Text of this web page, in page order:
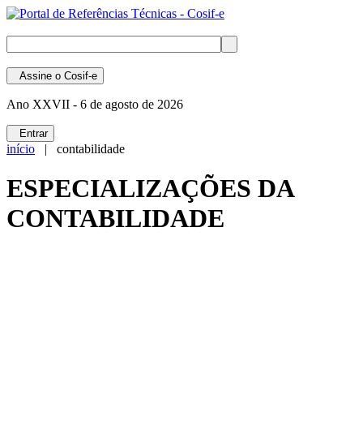
Assine o Cosif-e
Ano XXVII - 6 de agosto de 2026
Entrar
início | contabilidade
ESPECIALIZAÇÕES DA
CONTABILIDADE